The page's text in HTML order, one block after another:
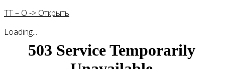
ТТ – О -> Открыть
Loading...